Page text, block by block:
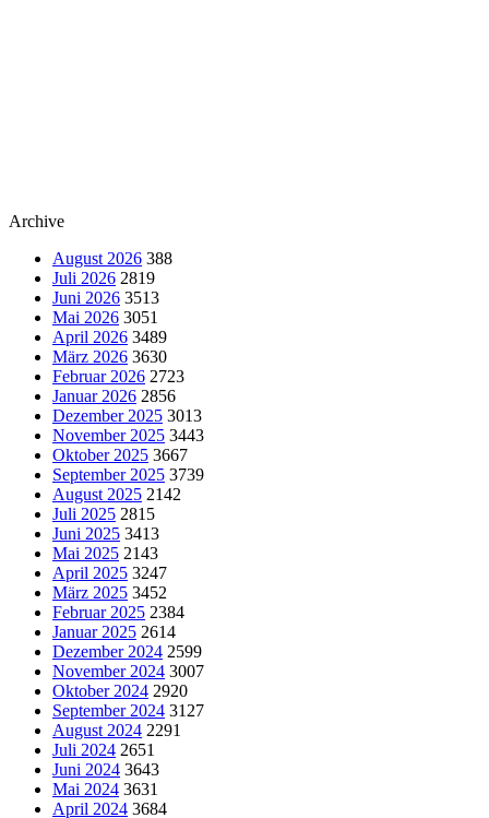
Archive
August 2026 388
Juli 2026 2819
Juni 2026 3513
Mai 2026 3051
April 2026 3489
März 2026 3630
Februar 2026 2723
Januar 2026 2856
Dezember 2025 3013
November 2025 3443
Oktober 2025 3667
September 2025 3739
August 2025 2142
Juli 2025 2815
Juni 2025 3413
Mai 2025 2143
April 2025 3247
März 2025 3452
Februar 2025 2384
Januar 2025 2614
Dezember 2024 2599
November 2024 3007
Oktober 2024 2920
September 2024 3127
August 2024 2291
Juli 2024 2651
Juni 2024 3643
Mai 2024 3631
April 2024 3684